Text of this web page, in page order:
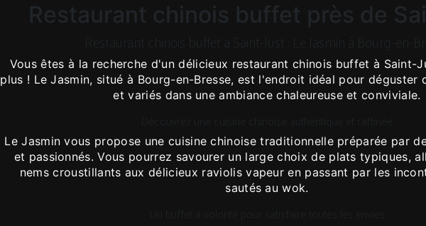
Restaurant chinois buffet près de
Restaurant chinois buffet à Saint-Just : Le Jasmin à Bourg-en-
Vous êtes à la recherche d'un délicieux restaurant chinois buffet à Saint-
plus ! Le Jasmin, situé à Bourg-en-Bresse, est l'endroit idéal pour déguster
et variés dans une ambiance chaleureuse et conviviale.
Le Jasmin vous propose une cuisine chinoise traditionnelle préparée par
et passionnés. Vous pourrez savourer un large choix de plats typiques,
nems croustillants aux délicieux raviolis vapeur en passant par les
sautés au wok.